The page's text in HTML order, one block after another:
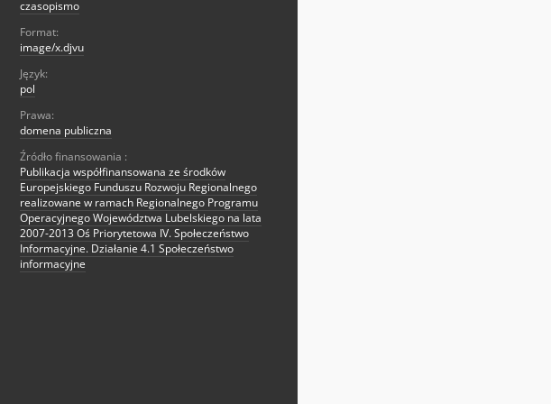
czasopismo
Format:
image/x.djvu
Język:
pol
Prawa:
domena publiczna
Źródło finansowania :
Publikacja współfinansowana ze środków
Europejskiego Funduszu Rozwoju Regionalnego
realizowane w ramach Regionalnego Programu
Operacyjnego Województwa Lubelskiego na lata
2007-2013 Oś Priorytetowa IV. Społeczeństwo
Informacyjne. Działanie 4.1 Społeczeństwo
informacyjne